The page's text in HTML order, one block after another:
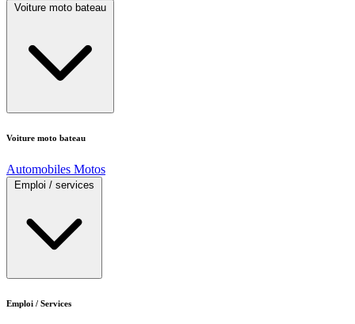
Voiture moto bateau
Voiture moto bateau
Automobiles Motos
Emploi / services
Emploi / Services